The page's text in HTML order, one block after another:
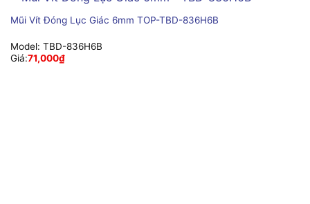
Mũi Vít Đóng Lục Giác 6mm TOP-TBD-836H6B
Model: TBD-836H6B
Giá:71,000₫